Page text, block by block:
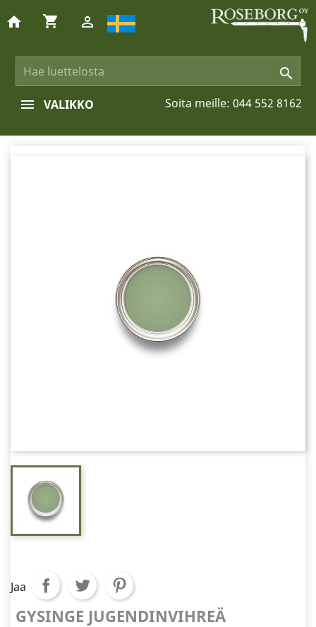

home shopping_cart 
Soita meille: 044 552 8162
VALIKKO
Jaa
GYSINGE JUGENDINVIHREÄ